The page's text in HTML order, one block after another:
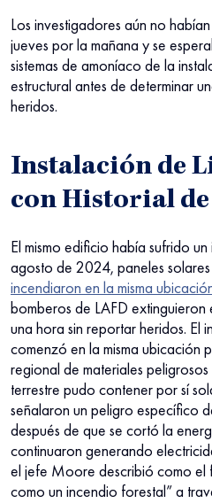
Los investigadores aún no
jueves por la mañana y se
sistemas de amoníaco de la
estructural antes de determinar
heridos.
Instalación de
con Historial
El mismo edificio había sufrido
agosto de 2024, paneles
incendiaron en la misma
bomberos de LAFD extinguieron
una hora sin reportar heridos. El
comenzó en la misma ubicación
regional de materiales
terrestre pudo contener por sí
señalaron un peligro específico
después de que se cortó la
continuaron generando
el jefe Moore describió como el
como un incendio forestal” a